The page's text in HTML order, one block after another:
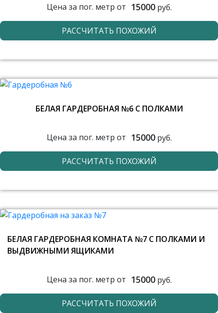
Цена за пог. метр от 15000руб.
РАССЧИТАТЬ ПОХОЖИЙ
БЕЛАЯ ГАРДЕРОБНАЯ №6 С ПОЛКАМИ
Цена за пог. метр от 15000руб.
РАССЧИТАТЬ ПОХОЖИЙ
БЕЛАЯ ГАРДЕРОБНАЯ КОМНАТА №7 С ПОЛКАМИ И
ВЫДВИЖНЫМИ ЯЩИКАМИ
Цена за пог. метр от 15000руб.
РАССЧИТАТЬ ПОХОЖИЙ